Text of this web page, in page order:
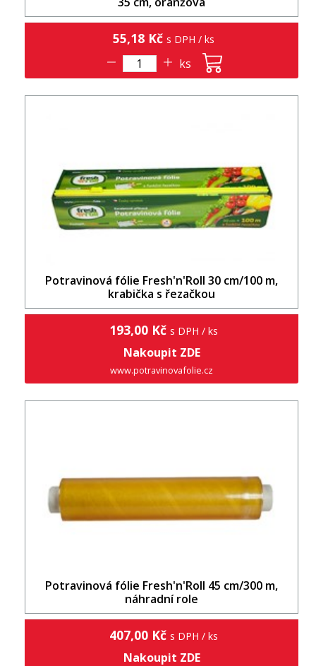
55,18 Kč s DPH / ks
ks
Potravinová fólie Fresh'n'Roll 30 cm/100 m,
krabička s řezačkou
193,00 Kč s DPH / ks
Nakoupit ZDE
www.potravinovafolie.cz
Potravinová fólie Fresh'n'Roll 45 cm/300 m,
náhradní role
407,00 Kč s DPH / ks
Nakoupit ZDE